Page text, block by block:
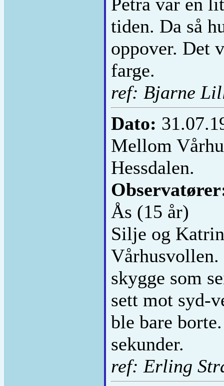
tiden. Da så
oppover. Det
farge.
ref: Bjarne
Dato:
Mellom
Hessdalen.
Ås (15 år)
Silje og
Vårhusvollen.
skygge som
sett mot syd-
ble bare
sekunder.
ref: Erling